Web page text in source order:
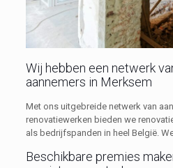
Wij hebben een netwerk
aannemers in Merksem
Met ons uitgebreide netwerk van
renovatiewerken bieden we
als bedrijfspanden in heel België.
Beschikbare premies